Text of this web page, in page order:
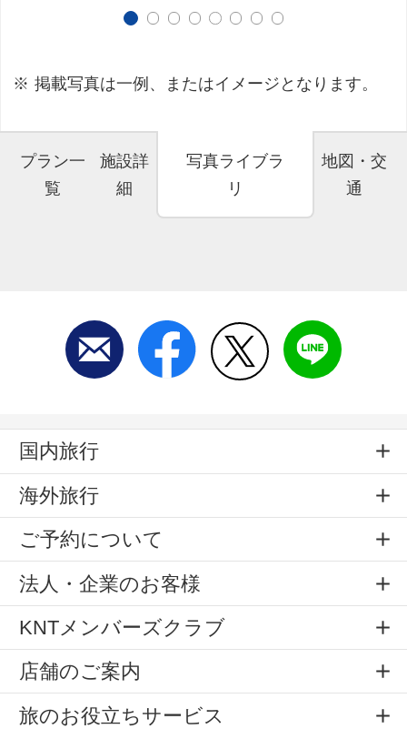
掲載写真は一例、またはイメージとなります。
プラン一
覧
施設詳
細
写真ライブラ
リ
地図・交
通
国内旅行
海外旅行
ご予約について
法人・企業のお客様
KNTメンバーズクラブ
店舗のご案内
旅のお役立ちサービス